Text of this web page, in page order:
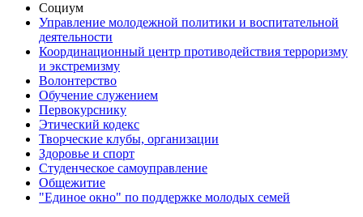
Социум
Управление молодежной политики и воспитательной
деятельности
Координационный центр противодействия терроризму
и экстремизму
Волонтерство
Обучение служением
Первокурснику
Этический кодекс
Творческие клубы, организации
Здоровье и спорт
Студенческое самоуправление
Общежитие
"Единое окно" по поддержке молодых семей